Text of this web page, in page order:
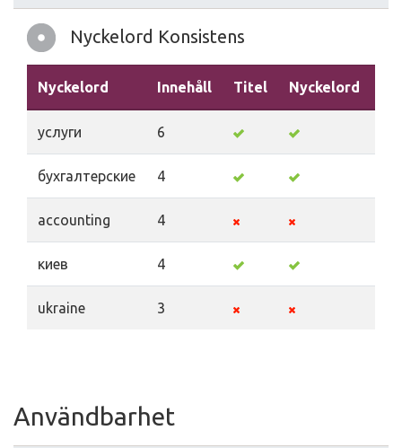
Nyckelord Konsistens
Nyckelord Innehåll Titel Nyckelord
услуги 6
бухгалтерские 4
accounting 4
киев 4
ukraine 3
Användbarhet